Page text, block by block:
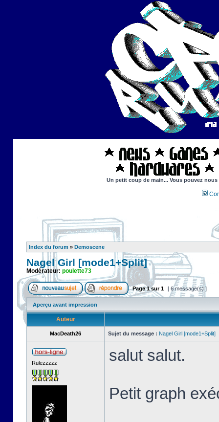
Un petit coup de main... Vous pouvez
Index du forum » Demoscene
Nagel Girl [mode1+Split]
Modérateur: poulette73
Page1sur1 [ 6 message(s) ]
Aperçu avant impression
Auteur
MacDeath26 Sujet du message : Nagel Girl [mode1+Split]
Rulezzzzz salut salut.
Petit graph